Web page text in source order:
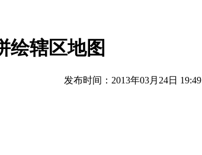
绘辖区地图
发布时间：2013年03月24日 19:49